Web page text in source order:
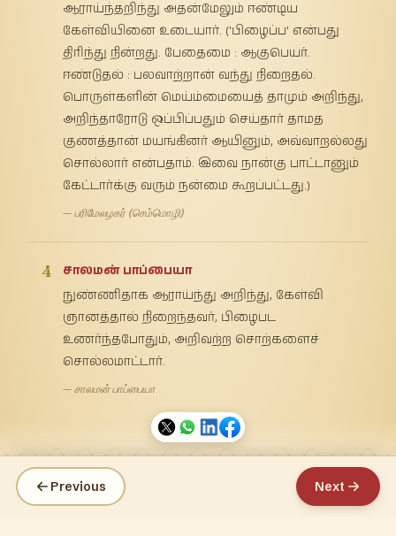
ஆராய்ந்தறிந்து அதன்மேலும் ஈண்டிய
கேள்வியினை உடையார். ('பிழைப்ப' என்பது
திரிந்து நின்றது. பேதைமை : ஆகுபெயர்.
ஈண்டுதல் : பலவாற்றான் வந்து நிறைதல்.
பொருள்களின் மெய்ம்மையைத் தாமும் அறிந்து,
அறிந்தாரோடு ஒப்பிப்பதும் செய்தார் தாமத
குணத்தான் மயங்கினர் ஆயினும், அவ்வாறல்லது
சொல்லார் என்பதாம். இவை நான்கு பாட்டானும்
கேட்டார்க்கு வரும் நன்மை கூறப்பட்டது.)
— பரிமேலழகர் (செம்மொழி)
4
சாலமன் பாப்பையா
நுண்ணிதாக ஆராய்ந்து அறிந்து, கேள்வி
ஞானத்தால் நிறைந்தவர், பிழைபட
உணர்ந்தபோதும், அறிவற்ற சொற்களைச்
சொல்லமாட்டார்.
— சாலமன் பாப்பையா
Previous Next